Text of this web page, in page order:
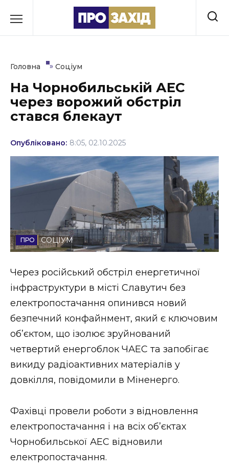
до
Культура
Освіта
Події
Політика
Стиль життя
Втрачений Ужгород (відеоверсія)
ЗАКАРПАТСЬКІ НОВИНИ
НОВИНИ ЗАХІДНОЇ УКРАЇНИ
ФОТО
ВІДЕО
Головна » Соціум
На Чорнобильській АЕС
через ворожий обстріл
стався блекаут
Опубліковано: 8:05, 02.10.2025
СОЦІУМ
Через російський обстріл енергетичної
інфраструктури в місті Славутич без
електропостачання опинився новий
безпечний конфайнмент, який є ключовим
об’єктом, що ізолює зруйнований
четвертий енергоблок ЧАЕС та запобігає
викиду радіоактивних матеріалів у
довкілля, повідомили в Міненерго.
Фахівці провели роботи з відновлення
електропостачання і на всіх об’єктах
Чорнобильської АЕС відновили
електропостачання.